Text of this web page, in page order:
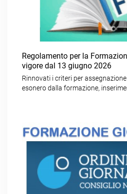
Regolamento per la
vigore dal 13 giugno 2026
Rinnovati i criteri per
esonero dalla formazione,